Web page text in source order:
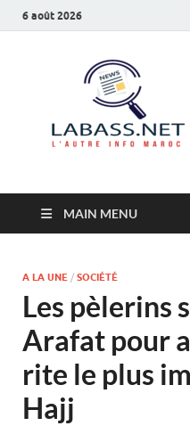
6 août 2026
MAIN MENU
A LA UNE / SOCIÉTÉ
Les pèlerins
Arafat pour
rite le plus
Hajj